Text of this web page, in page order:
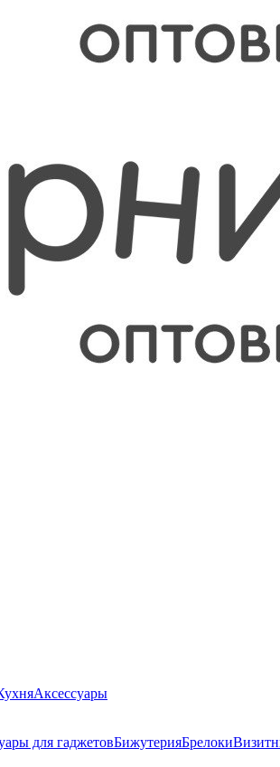
Аксессуары
для гаджетовБижутерияБрелоки